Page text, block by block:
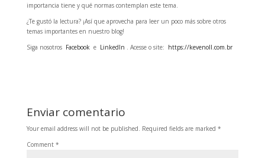
importancia tiene y qué normas contemplan este tema.
¿Te gustó la lectura? ¡Así que aprovecha para leer un poco más sobre otros
temas importantes en nuestro blog!
Siga nosotros Facebooke LinkedIn . Acesse o site: https://kevenoll.com.br
Enviar comentario
Your email address will not be published. Required fields are marked *
Comment *